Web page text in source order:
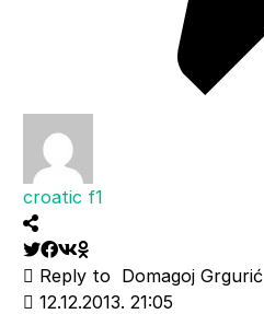
croatic f1
Reply to Domagoj Grgurić
12.12.2013. 21:05